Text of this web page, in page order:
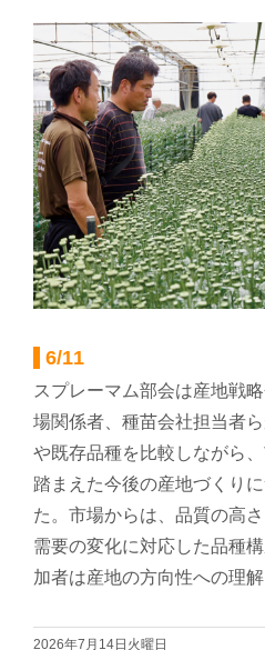
介護
葬祭
ガソリン
Aコ
JAバンク
キャンペ
各種金
6/11
スプレーマム部会は産地戦
場関係者、種苗会社担当者
や既存品種を比較しながら
踏まえた今後の産地づくり
た。市場からは、品質の高
需要の変化に対応した品種
加者は産地の方向性への理解
2026年7月14日火曜日